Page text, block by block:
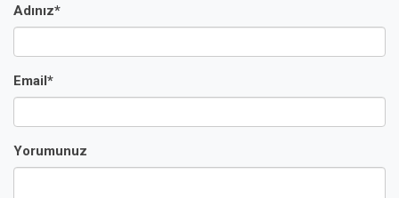
Adınız*
Email*
Yorumunuz